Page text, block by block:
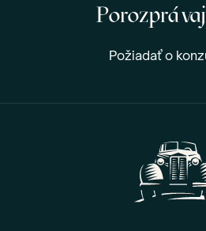
Požiadať o